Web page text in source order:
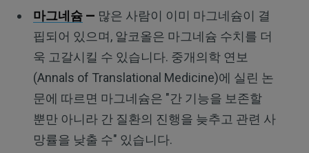
마그네슘— 많은 사람이 이미 마그네슘이 결
핍되어 있으며, 알코올은 마그네슘 수치를 더
욱 고갈시킬 수 있습니다. 중개의학 연보
(Annals of Translational Medicine)에 실린 논
문에 따르면 마그네슘은 "간 기능을 보존할
뿐만 아니라 간 질환의 진행을 늦추고 관련 사
망률을 낮출 수" 있습니다.